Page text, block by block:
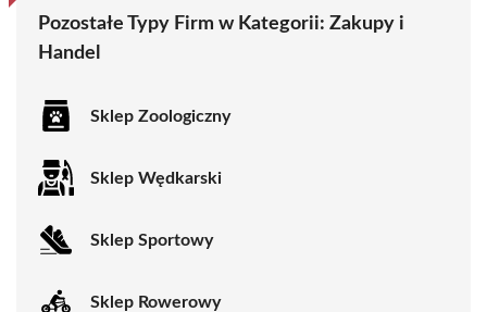
Pozostałe Typy Firm w Kategorii: Zakupy i
Handel
Sklep Zoologiczny
Sklep Wędkarski
Sklep Sportowy
Sklep Rowerowy